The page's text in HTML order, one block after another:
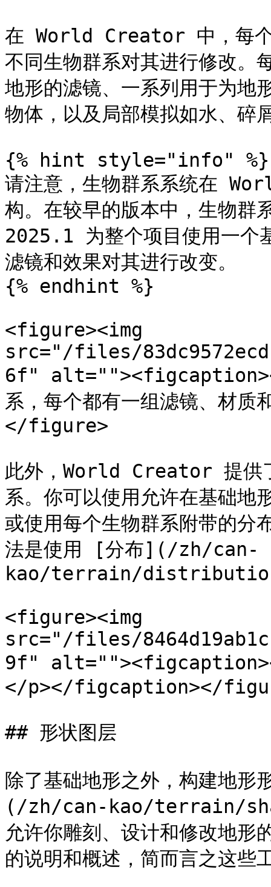
在 World Creator 中，每个
不同生物群系对其进行修改。
地形的滤镜、一系列用于为地
物体，以及局部模拟如水、碎
{% hint style="info" %}
请注意，生物群系系统在
构。在较早的版本中，生物群
2025.1 为整个项目使用一个
滤镜和效果对其进行改变。
{% endhint %}
<figure><img
src="/files/
6f"
系，每个都有一组滤镜、
</figure>
此外，World Creator 提供
系。你可以使用允许在基础地
或使用每个生物群系附带的分
法是使用 [分布](/zh/can-
kao/terrain/
<figure><img
src="/files/
9f"
</p></figcaption></
## 形状图层
除了基础地形之外，构建地
(/zh/can-kao/terrain/
允许你雕刻、设计和修改地形
的说明和概述，简而言之这些